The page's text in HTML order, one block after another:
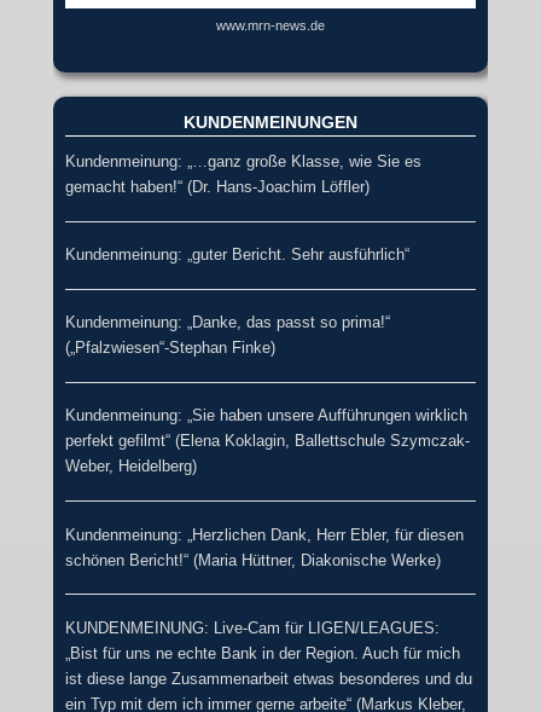
www.mrn-news.de
KUNDENMEINUNGEN
Kundenmeinung: „…ganz große Klasse, wie Sie es
gemacht haben!“ (Dr. Hans-Joachim Löffler)
Kundenmeinung: „guter Bericht. Sehr ausführlich“
Kundenmeinung: „Danke, das passt so prima!“
(„Pfalzwiesen“-Stephan Finke)
Kundenmeinung: „Sie haben unsere Aufführungen wirklich
perfekt gefilmt“ (Elena Koklagin, Ballettschule Szymczak-
Weber, Heidelberg)
Kundenmeinung: „Herzlichen Dank, Herr Ebler, für diesen
schönen Bericht!“ (Maria Hüttner, Diakonische Werke)
KUNDENMEINUNG: Live-Cam für LIGEN/LEAGUES:
„Bist für uns ne echte Bank in der Region. Auch für mich
ist diese lange Zusammenarbeit etwas besonderes und du
ein Typ mit dem ich immer gerne arbeite“ (Markus Kleber,